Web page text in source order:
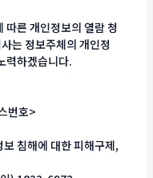
따른 개인정보의 열람 청
는 정보주체의 개인정
력하겠습니다.
번호>
침해에 대한 피해구제,